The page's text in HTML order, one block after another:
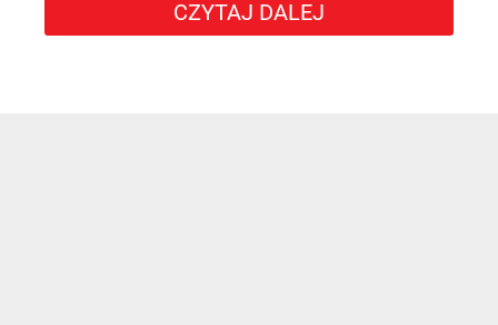
CZYTAJ DALEJ